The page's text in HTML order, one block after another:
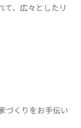
て、広々としたリ
づくりをお手伝い